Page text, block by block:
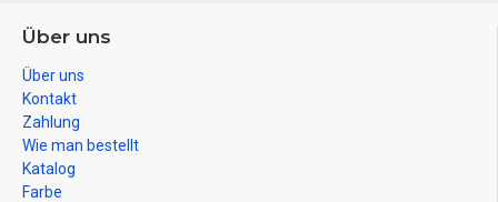
Über uns
Über uns
Kontakt
Zahlung
Wie man bestellt
Katalog
Farbe